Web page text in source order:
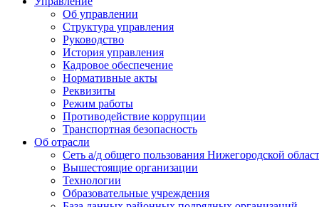
Об управлении
Структура управления
Руководство
История управления
Кадровое обеспечение
Нормативные акты
Реквизиты
Режим работы
Противодействие коррупции
Транспортная безопасность
Об отрасли
Сеть а/д общего пользования Нижегородской
Вышестоящие организации
Технологии
Образовательные учреждения